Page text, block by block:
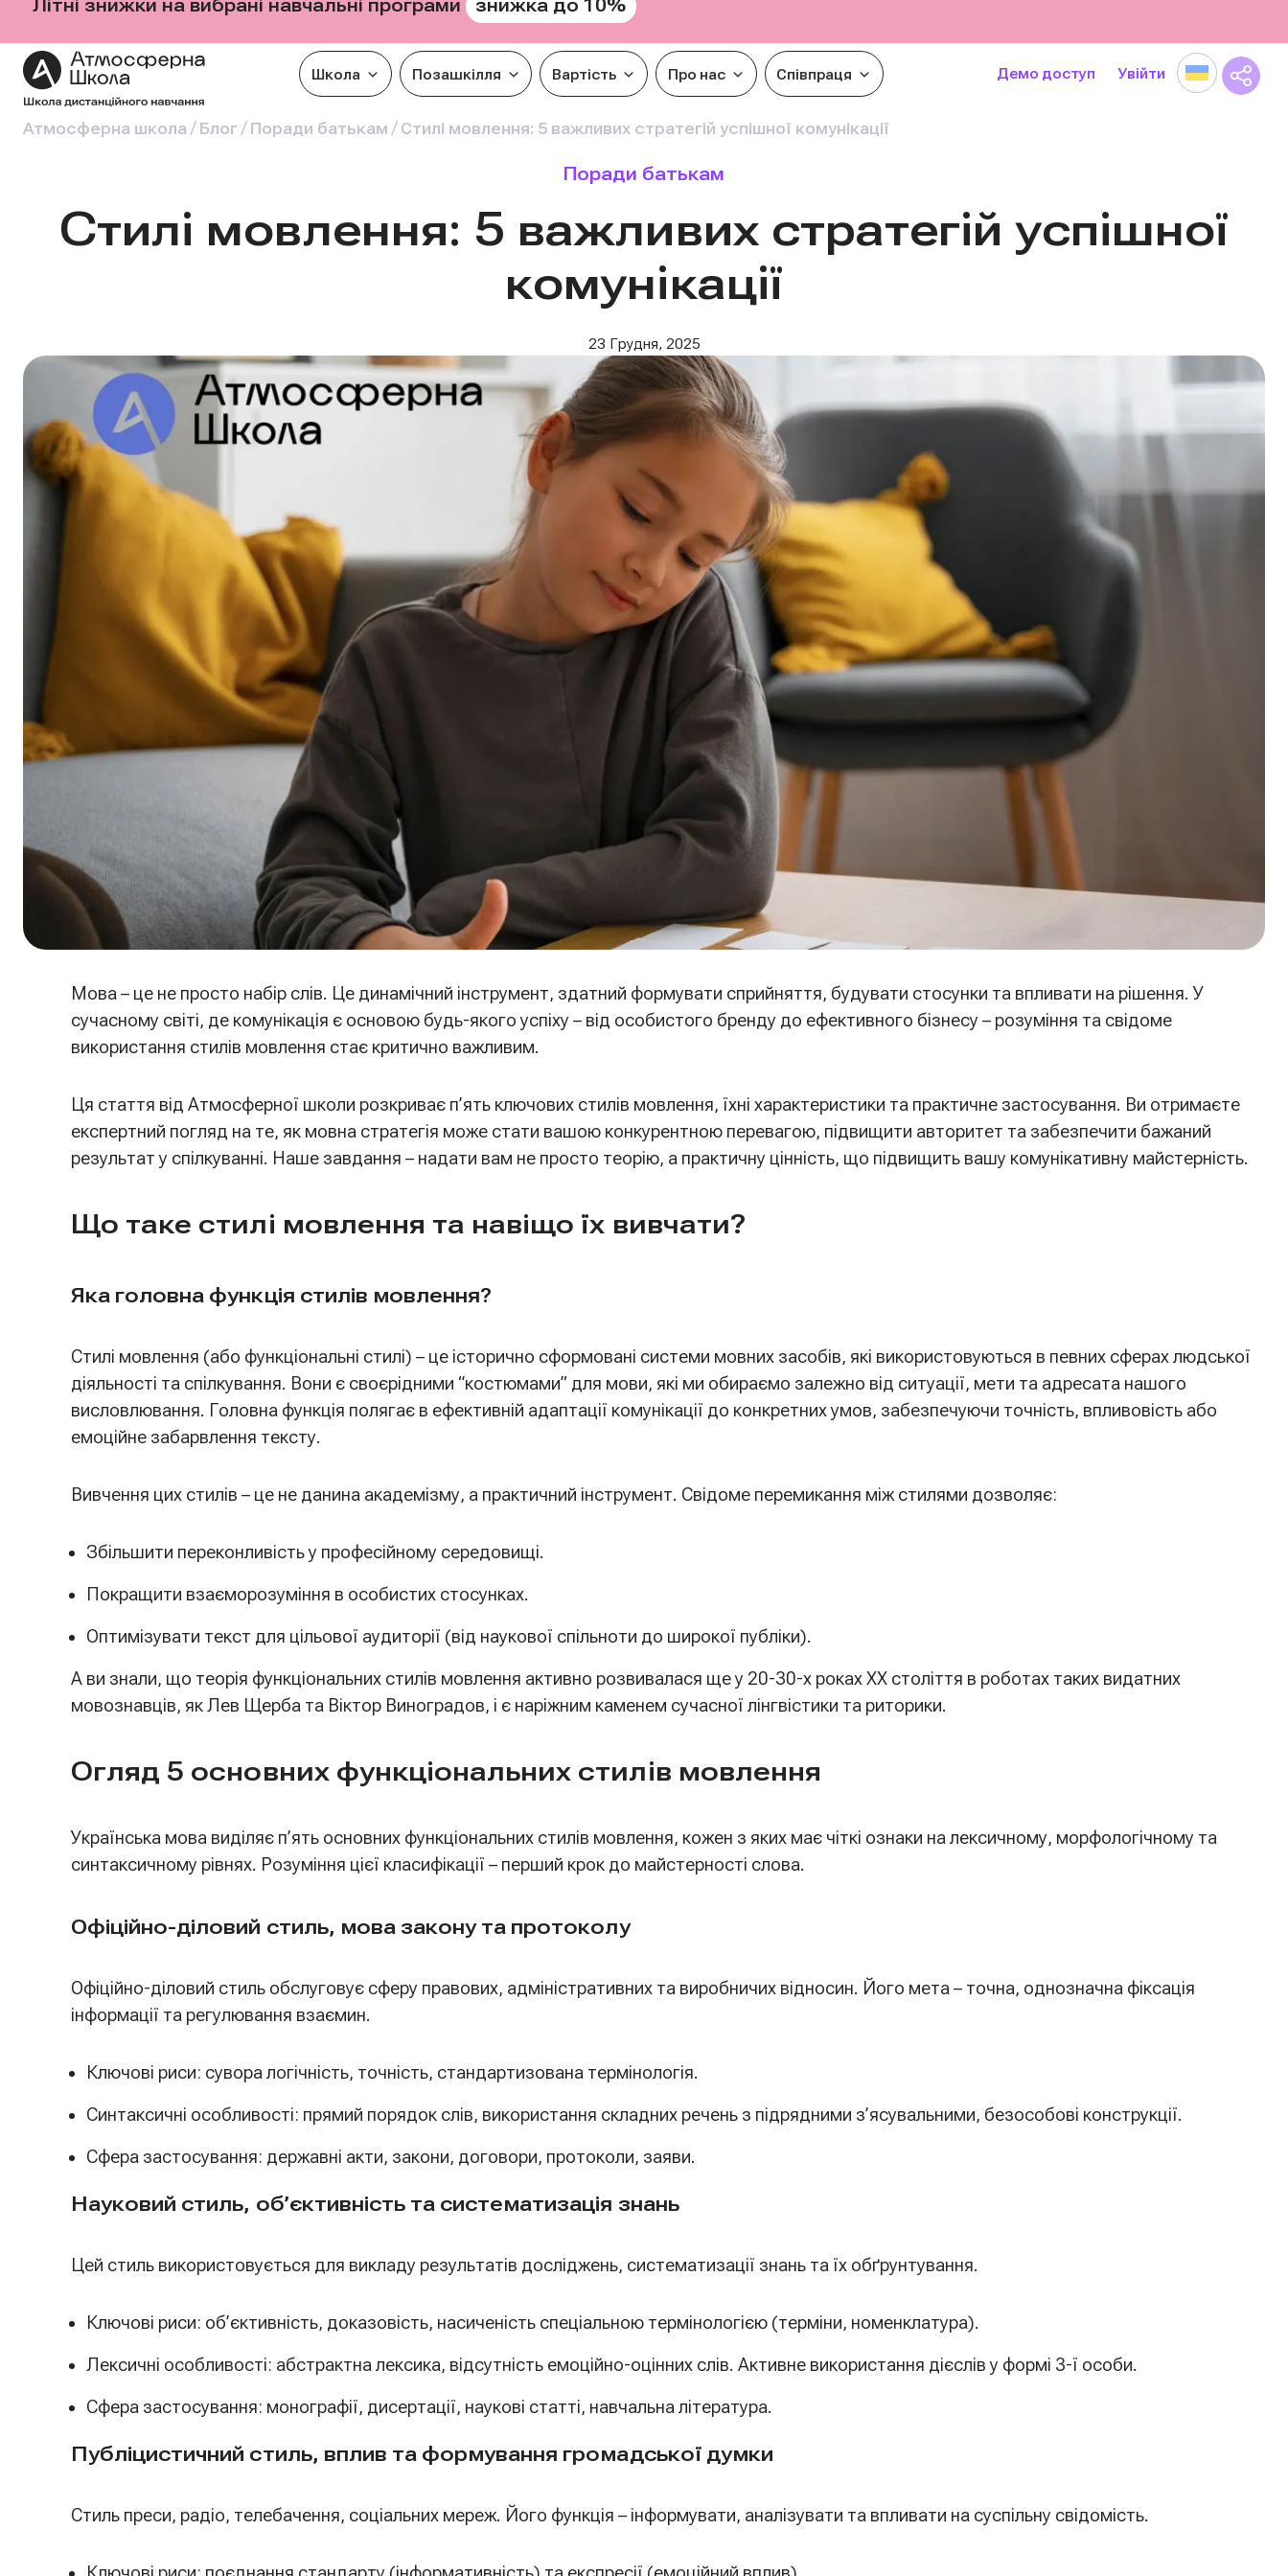
Літні знижки на вибрані навчальні програми знижка до 10%
Школа Позашкілля Вартість Про нас Співпраця Демо доступ Увійти
Атмосферна школа / Блог / Поради батькам / Стилі мовлення: 5 важливих стратегій успішної комунікації
Поради батькам
Стилі мовлення: 5 важливих стратегій успішної
комунікації
23 Грудня, 2025
Мова – це не просто набір слів. Це динамічний інструмент, здатний формувати сприйняття, будувати стосунки та впливати на рішення. У
сучасному світі, де комунікація є основою будь-якого успіху – від особистого бренду до ефективного бізнесу – розуміння та свідоме
використання стилів мовлення стає критично важливим.
Ця стаття від Атмосферної школи розкриває п’ять ключових стилів мовлення, їхні характеристики та практичне застосування. Ви отримаєте
експертний погляд на те, як мовна стратегія може стати вашою конкурентною перевагою, підвищити авторитет та забезпечити бажаний
результат у спілкуванні. Наше завдання – надати вам не просто теорію, а практичну цінність, що підвищить вашу комунікативну майстерність.
Що таке стилі мовлення та навіщо їх вивчати?
Яка головна функція стилів мовлення?
Стилі мовлення (або функціональні стилі) – це історично сформовані системи мовних засобів, які використовуються в певних сферах людської
діяльності та спілкування. Вони є своєрідними “костюмами” для мови, які ми обираємо залежно від ситуації, мети та адресата нашого
висловлювання. Головна функція полягає в ефективній адаптації комунікації до конкретних умов, забезпечуючи точність, впливовість або
емоційне забарвлення тексту.
Вивчення цих стилів – це не данина академізму, а практичний інструмент. Свідоме перемикання між стилями дозволяє:
Збільшити переконливість у професійному середовищі.
Покращити взаєморозуміння в особистих стосунках.
Оптимізувати текст для цільової аудиторії (від наукової спільноти до широкої публіки).
А ви знали, що теорія функціональних стилів мовлення активно розвивалася ще у 20-30-х роках XX століття в роботах таких видатних
мовознавців, як Лев Щерба та Віктор Виноградов, і є наріжним каменем сучасної лінгвістики та риторики.
Огляд 5 основних функціональних стилів мовлення
Українська мова виділяє п’ять основних функціональних стилів мовлення, кожен з яких має чіткі ознаки на лексичному, морфологічному та
синтаксичному рівнях. Розуміння цієї класифікації – перший крок до майстерності слова.
Офіційно-діловий стиль, мова закону та протоколу
Офіційно-діловий стиль обслуговує сферу правових, адміністративних та виробничих відносин. Його мета – точна, однозначна фіксація
інформації та регулювання взаємин.
Ключові риси: сувора логічність, точність, стандартизована термінологія.
Синтаксичні особливості: прямий порядок слів, використання складних речень з підрядними з’ясувальними, безособові конструкції.
Сфера застосування: державні акти, закони, договори, протоколи, заяви.
Науковий стиль, об’єктивність та систематизація знань
Цей стиль використовується для викладу результатів досліджень, систематизації знань та їх обґрунтування.
Ключові риси: об’єктивність, доказовість, насиченість спеціальною термінологією (терміни, номенклатура).
Лексичні особливості: абстрактна лексика, відсутність емоційно-оцінних слів. Активне використання дієслів у формі 3-ї особи.
Сфера застосування: монографії, дисертації, наукові статті, навчальна література.
Публіцистичний стиль, вплив та формування громадської думки
Стиль преси, радіо, телебачення, соціальних мереж. Його функція – інформувати, аналізувати та впливати на суспільну свідомість.